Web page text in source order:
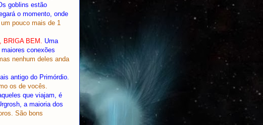
goblins estão
o momento, onde
pouco mais de 1
BRIGA BEM. Uma
conexões
nenhum deles anda
antigo do Primórdio.
os de vocês.
que viajam, é
a maioria dos
São bons